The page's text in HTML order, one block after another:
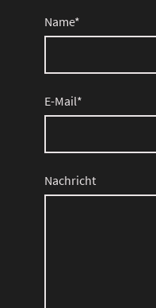
Name*
E-Mail*
Nachricht